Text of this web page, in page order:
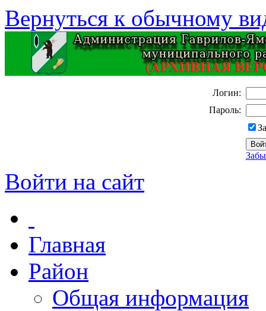
Вернуться к обычному
Логин:
Пароль:
Войти на сайт
Главная
Район
Общая информация